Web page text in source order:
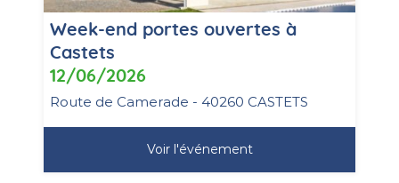
Week-end portes ouvertes à
Castets
12/06/2026
Route de Camerade - 40260 CASTETS
Voir l'événement